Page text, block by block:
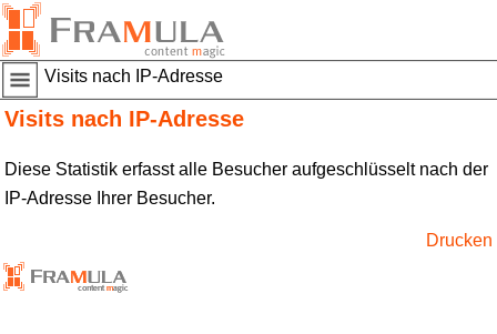
Visits nach IP-Adresse
Visits nach IP-Adresse
Diese Statistik erfasst alle Besucher aufgeschlüsselt nach der
IP-Adresse Ihrer Besucher.
Drucken